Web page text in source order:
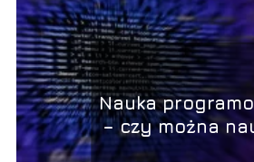
Nauka
– czy można
się samemu?